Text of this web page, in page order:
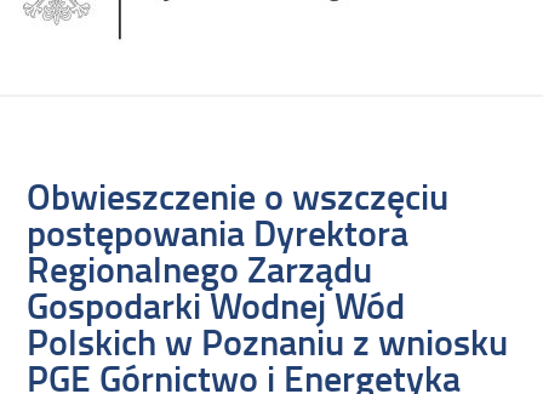
Obwieszczenie o wszczęciu
postępowania Dyrektora
Regionalnego Zarządu
Gospodarki Wodnej Wód
Polskich w Poznaniu z wniosku
PGE Górnictwo i Energetyka